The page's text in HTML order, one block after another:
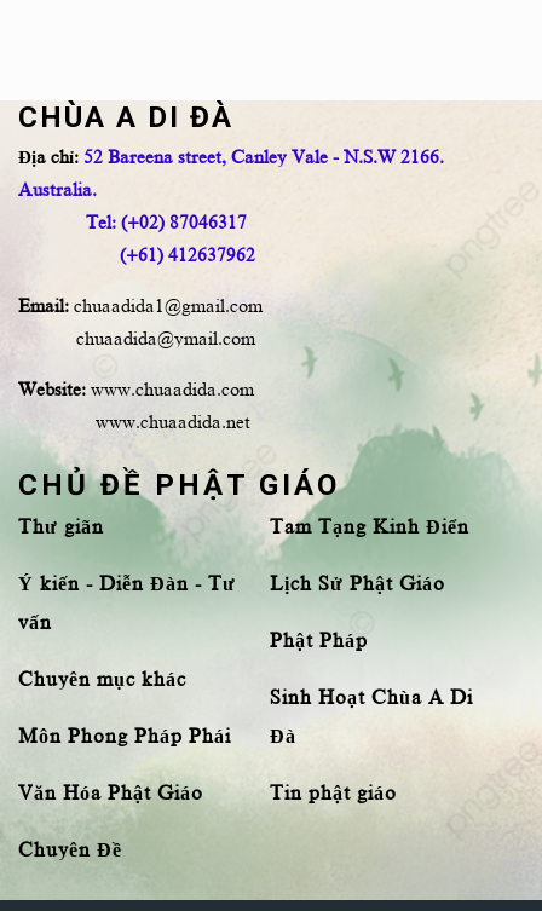
CHÙA A DI ĐÀ
Địa chỉ: 52 Bareena street, Canley Vale - N.S.W 2166.
Australia.
Tel: (+02) 87046317
(+61) 412637962
Email: chuaadida1@gmail.com
chuaadida@ymail.com
Website: www.chuaadida.com
www.chuaadida.net
CHỦ ĐỀ PHẬT GIÁO
Thư giãn
Ý kiến - Diễn Đàn - Tư
vấn
Chuyên mục khác
Môn Phong Pháp Phái
Văn Hóa Phật Giáo
Chuyên Đề
Tam Tạng Kinh Điển
Lịch Sử Phật Giáo
Phật Pháp
Sinh Hoạt Chùa A Di
Đà
Tin phật giáo